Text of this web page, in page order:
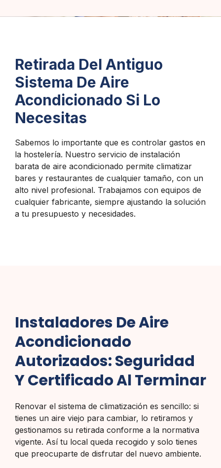
Retirada Del Antiguo
Sistema De Aire
Acondicionado Si Lo
Necesitas
Sabemos lo importante que es controlar gastos en
la hostelería. Nuestro servicio de instalación
barata de aire acondicionado permite climatizar
bares y restaurantes de cualquier tamaño, con un
alto nivel profesional. Trabajamos con equipos de
cualquier fabricante, siempre ajustando la solución
a tu presupuesto y necesidades.
Instaladores De Aire
Acondicionado
Autorizados: Seguridad
Y Certificado Al Terminar
Renovar el sistema de climatización es sencillo: si
tienes un aire viejo para cambiar, lo retiramos y
gestionamos su retirada conforme a la normativa
vigente. Así tu local queda recogido y solo tienes
que preocuparte de disfrutar del nuevo ambiente.